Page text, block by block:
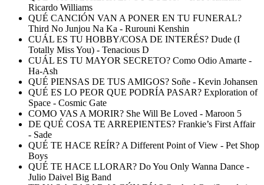
Ricardo Williams
QUÉ CANCIÓN VAN A PONER EN TU FUNERAL?
Third No Junjou Na Ka - Rurouni Kenshin
CUÁL ES TU HOBBY/COSA DE INTERÉS? Dude (I
Totally Miss You) - Tenacious D
CUÁL ES TU MAYOR SECRETO? Como Odio Amarte -
Ha-Ash
QUÉ PIENSAS DE TUS AMIGOS? Soñe - Kevin Johansen
QUÉ ES LO PEOR QUE PODRÍA PASAR? Exploration of
Space - Cosmic Gate
COMO VAS A MORIR? She Will Be Loved - Maroon 5
DE QUÉ COSA TE ARREPIENTES? Frankie’s First Affair
- Sade
QUÉ TE HACE REÍR? A Different Point of View - Pet Shop
Boys
QUÉ TE HACE LLORAR? Do You Only Wanna Dance -
Julio Daivel Big Band